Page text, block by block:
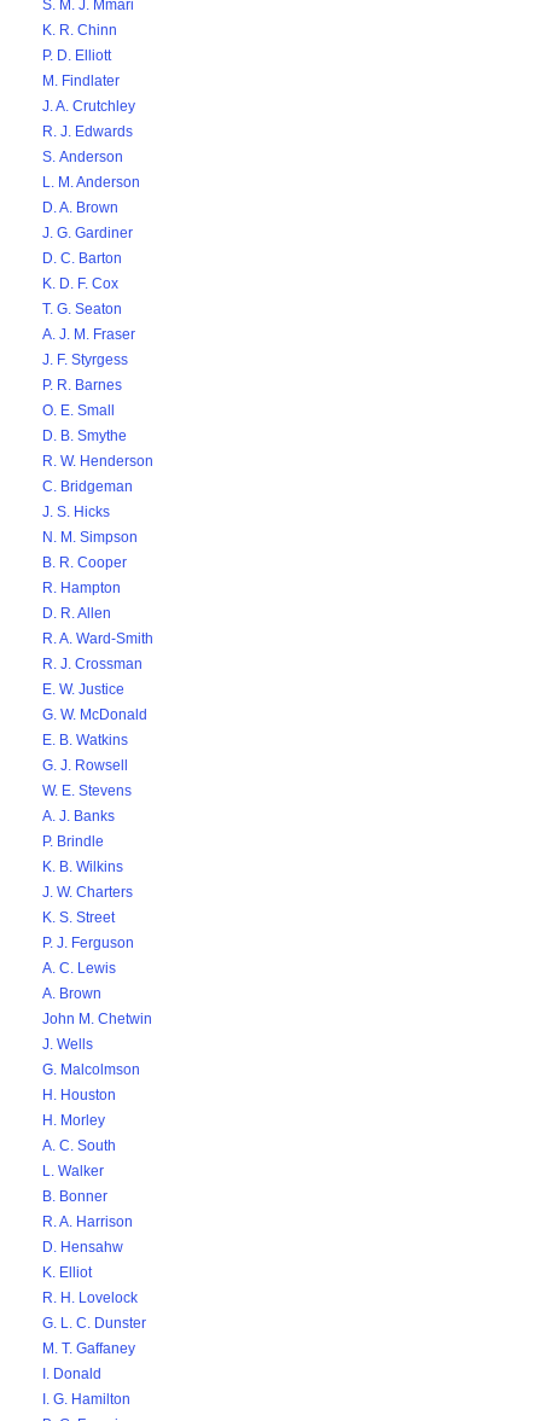
S. M. J. Mmari
K. R. Chinn
P. D. Elliott
M. Findlater
J. A. Crutchley
R. J. Edwards
S. Anderson
L. M. Anderson
D. A. Brown
J. G. Gardiner
D. C. Barton
K. D. F. Cox
T. G. Seaton
A. J. M. Fraser
J. F. Styrgess
P. R. Barnes
O. E. Small
D. B. Smythe
R. W. Henderson
C. Bridgeman
J. S. Hicks
N. M. Simpson
B. R. Cooper
R. Hampton
D. R. Allen
R. A. Ward-Smith
R. J. Crossman
E. W. Justice
G. W. McDonald
E. B. Watkins
G. J. Rowsell
W. E. Stevens
A. J. Banks
P. Brindle
K. B. Wilkins
J. W. Charters
K. S. Street
P. J. Ferguson
A. C. Lewis
A. Brown
John M. Chetwin
J. Wells
G. Malcolmson
H. Houston
H. Morley
A. C. South
L. Walker
B. Bonner
R. A. Harrison
D. Hensahw
K. Elliot
R. H. Lovelock
G. L. C. Dunster
M. T. Gaffaney
I. Donald
I. G. Hamilton